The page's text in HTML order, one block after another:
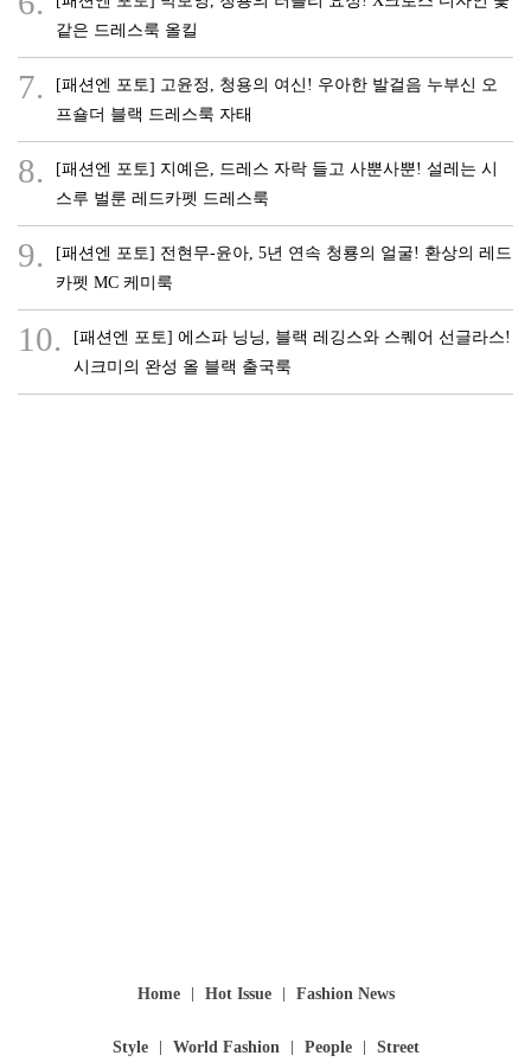
같은 드레스룩 올킬
7.
[패션엔 포토] 고윤정, 청용의 여신! 우아한 발걸음 누부신 오
프숄더 블랙 드레스룩 자태
8.
[패션엔 포토] 지예은, 드레스 자락 들고 사뿐사뿐! 설레는 시
스루 벌룬 레드카펫 드레스룩
9.
[패션엔 포토] 전현무-윤아, 5년 연속 청룡의 얼굴! 환상의 레드
카펫 MC 케미룩
10.
[패션엔 포토] 에스파 닝닝, 블랙 레깅스와 스퀘어 선글라스!
시크미의 완성 올 블랙 출국룩
Home Hot Issue Fashion News
Style World Fashion People Street